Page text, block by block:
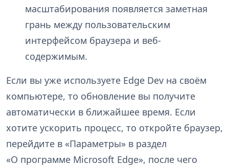
масштабирования появляется заметная
грань между пользовательским
интерфейсом браузера и веб-
содержимым.
Если вы уже используете Edge Dev на своём
компьютере, то обновление вы получите
автоматически в ближайшее время. Если
хотите ускорить процесс, то откройте браузер,
перейдите в «Параметры» в раздел
«О программе Microsoft Edge», после чего